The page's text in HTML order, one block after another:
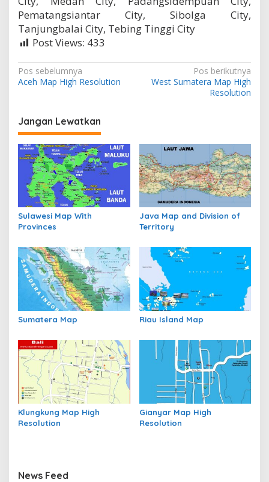
Pematangsiantar City, Sibolga City,
Tanjungbalai City, Tebing Tinggi City
Post Views: 433
N
a
i
g
a
p
o
s
Pos sebelumnya
Aceh Map High Resolution
Pos berikutnya
West Sumatera Map High
Resolution
Jangan Lewatkan
Sulawesi Map With
Provinces
Java Map and Division of
Territory
Sumatera Map Riau Island Map
Klungkung Map High
Resolution
Gianyar Map High
Resolution
News Feed